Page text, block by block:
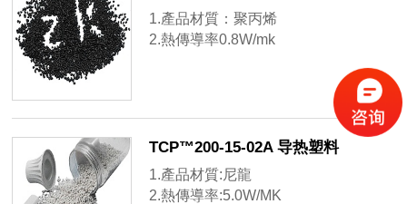
1.產品材質：聚丙烯
2.熱傳導率0.8W/mk
TCP™200-15-02A 导热塑料
1.產品材質:尼龍
2.熱傳導率:5.0W/MK